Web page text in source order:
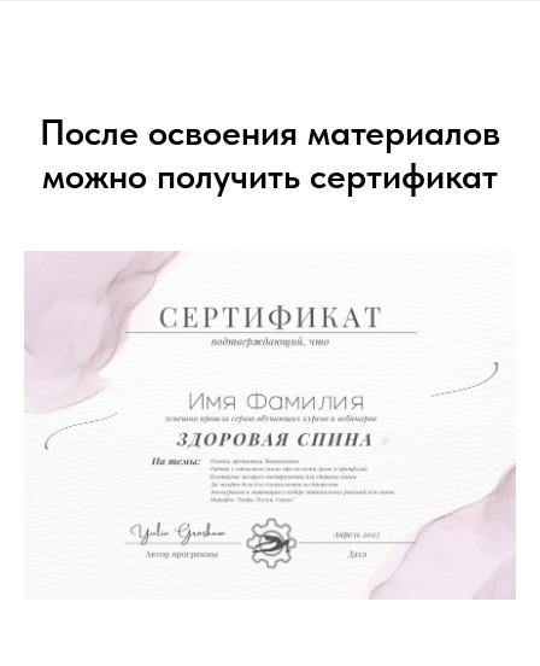
После освоения материалов
можно получить сертификат